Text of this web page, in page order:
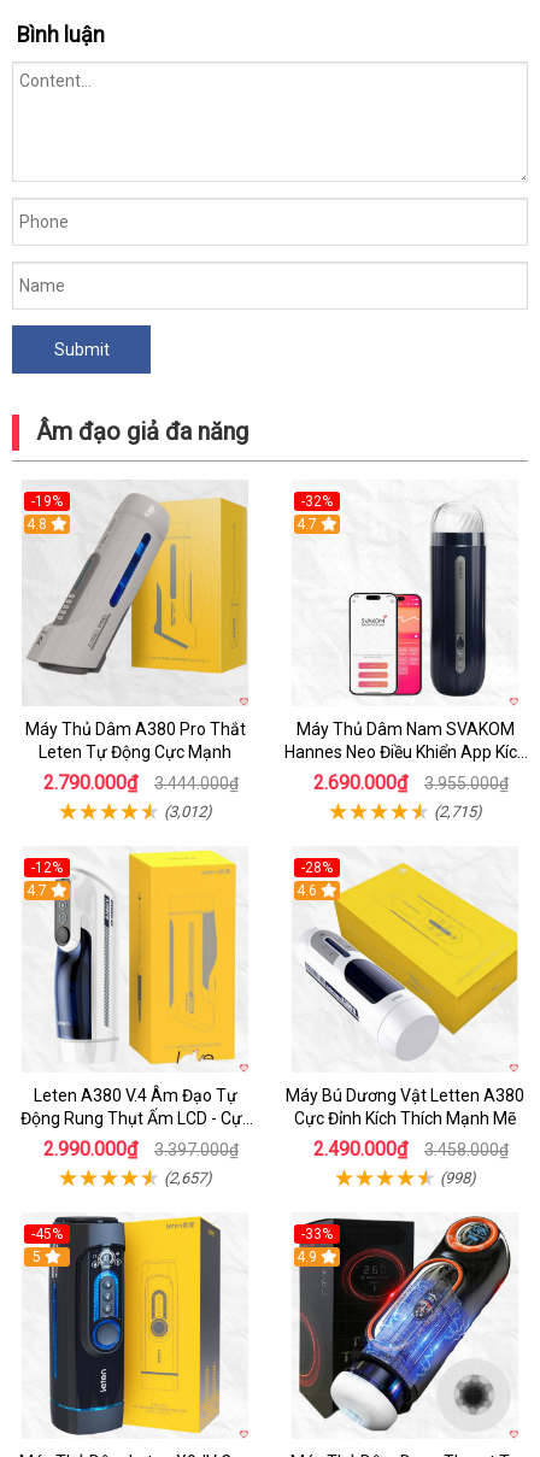
Bình luận
Âm đạo giả đa năng
-19%
Hot
4.8
Máy Thủ Dâm A380 Pro Thắt
Leten Tự Động Cực Mạnh
2.790.000₫ 3.444.000₫
(3,012)
-32%
Hot
4.7
Máy Thủ Dâm Nam SVAKOM
Hannes Neo Điều Khiển App Kích
Thích
2.690.000₫ 3.955.000₫
(2,715)
-12%
Hot
4.7
Leten A380 V.4 Âm Đạo Tự
Động Rung Thụt Ấm LCD - Cực
Phê
2.990.000₫ 3.397.000₫
(2,657)
-28%
Hot
4.6
Máy Bú Dương Vật Letten A380
Cực Đỉnh Kích Thích Mạnh Mẽ
2.490.000₫ 3.458.000₫
(998)
-45%
Hot
5
-33%
Hot
4.9